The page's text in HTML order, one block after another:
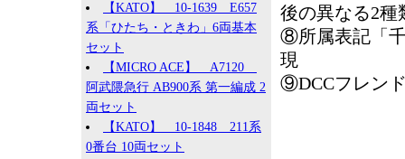
【KATO】 10-1639 E657
系「ひたち・ときわ」6両基本
セット
【MICRO ACE】 A7120
阿武隈急行 AB900系 第一編成 2
両セット
【KATO】 10-1848 211系
0番台 10両セット
後の異なる2種
⑧所属表記「
現
⑨DCCフレン